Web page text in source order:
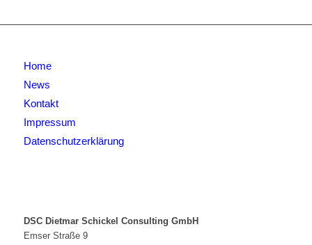
Home
News
Kontakt
Impressum
Datenschutzerklärung
DSC Dietmar Schickel Consulting GmbH
Emser Straße 9